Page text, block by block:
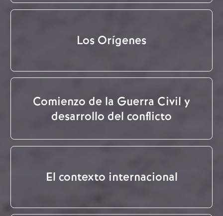
Los Orígenes
Comienzo de la Guerra Civil y
desarrollo del conflicto
El contexto internacional